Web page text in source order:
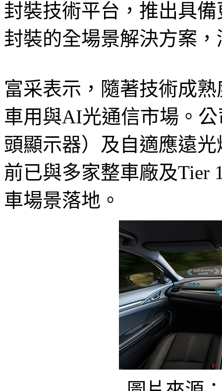
封裝技術平台，推出具
封裝的全場景解決方案
富采表示，隨著技術成
車用與AI光通信市場。
頭顯示器）及自適應遠
前已與多家整車廠及Tier
車場景落地。